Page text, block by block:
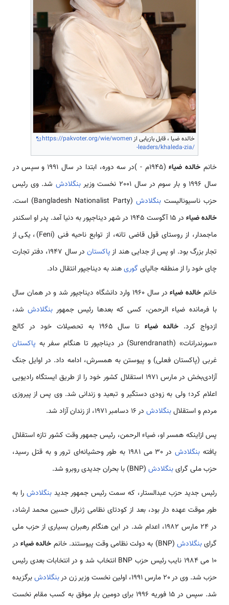
خالده ضیا ، قابل بازیابی از https://pakvoter.org/wie/women
-leaders/khaleda-zia/
خانم خالده ضیاء
(1945م - )در سه دوره، ابتدا در سال 1991 و سپس در
سال 1996 و بار سوم در سال 2001 نخست وزیر
بنگلادششد. وی رئیس
حزب ناسیونالیستبنگلادش (Bangladesh Nationalist Party) است.
خالده ضیاء
در 15 آگوست 1945 در شهر دیناجپور به دنیا آمد. پدر او اسکندر
ماجمدار، از روستای قول قاضی تانه، از توابع ناحیه فنی (Feni)، یکی از
تجار بزرگ بود. او پس از جدایی هند ازپاکستان
در سال 1947، دفتر تجارت
چای خود را از منطقه جالپای گوریهند به دیناجپور انتقال داد.
خانم خالده ضیاء
در سال 1960 وارد دانشگاه دیناجپور شد و در همان سال
با فرمانده ضیاء الرحمن، کسی که بعدها رئیس جمهور بنگلادششد،
ازدواج کرد. خالده ضیاء
تا سال 1965 به تحصیلات خود در کالج
«سورندرانات» (Surendranath) در دیناجپور تا هنگام سفر به
پاکستان
غربی (پاکستان فعلی) و پیوستن به همسرش، ادامه داد. در اوایل جنگ
آزادی‌بخش در مارس 1971 استقلال کشور خود را از طریق ایستگاه رادیویی
اعلام کرد؛ ولی به زودی دستگیر و تبعید و زندانی شد. وی پس از پیروزی
مردم و استقلالبنگلادش در 16 دسامبر 1971، از زندان آزاد شد.
پس ازاینکه همسر او، ضیاء الرحمن، رئیس جمهور وقت کشور تازه استقلال
یافته بنگلادش
در 30 می‌ 1981 به طور وحشیانه‌ای ترور و به قتل رسید،
حزب ملی گرایبنگلادش (BNP) با بحران جدیدی روبرو شد.
رئیس جدید حزب عبدالستار، که سمت رئیس جمهور جدید بنگلادش را به
طور موقت عهده دار بود، بعد از کودتای نظامی‌ ژنرال حسین محمد ارشاد،
در 24 مارس 1982، اعدام شد. در این هنگام رهبران بسیاری از حزب ملی
گرایبنگلادش (BNP) به دولت نظامی‌ وقت پیوستند. خانم خالده ضیاءدر
10 می‌ 1984 نایب رئیس حزب BNP انتخاب شد و در انتخابات بعدی رئیس
حزب شد. وی در 20 مارس 1991، اولین نخست وزیر زن در
بنگلادشبرگزیده
شد. سپس در 15 فوریه 1996 برای دومین بار موفق به کسب مقام نخست